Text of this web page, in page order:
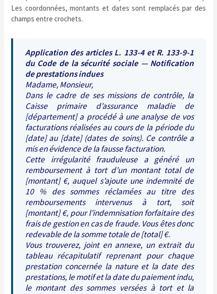
Les coordonnées, montants et dates sont remplacés par des
champs entre crochets.
Application des articles L. 133-4 et R. 133-9-1
du Code de la sécurité sociale — Notification
de prestations indues
Madame, Monsieur,
Dans le cadre de ses missions de contrôle, la
Caisse primaire d’assurance maladie de
[département] a procédé à une analyse de vos
facturations réalisées au cours de la période du
[date] au [date] (dates de soins). Ce contrôle a
mis en évidence de la fausse facturation.
Cette irrégularité frauduleuse a généré un
remboursement à tort d’un montant total de
[montant] €, auquel s’ajoute une indemnité de
10 % des sommes réclamées au titre des
remboursements intervenus à tort, soit
[montant] €, pour l’indemnisation forfaitaire des
frais de gestion en cas de fraude. Vous êtes donc
redevable de la somme totale de [total] €.
Vous trouverez, joint en annexe, un extrait du
tableau récapitulatif reprenant pour chaque
prestation concernée la nature et la date des
prestations, le motif et la date du paiement indu,
le montant des sommes versées à tort et la